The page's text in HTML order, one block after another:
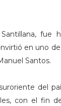
fue
en uno
Santos.
del
con el fin